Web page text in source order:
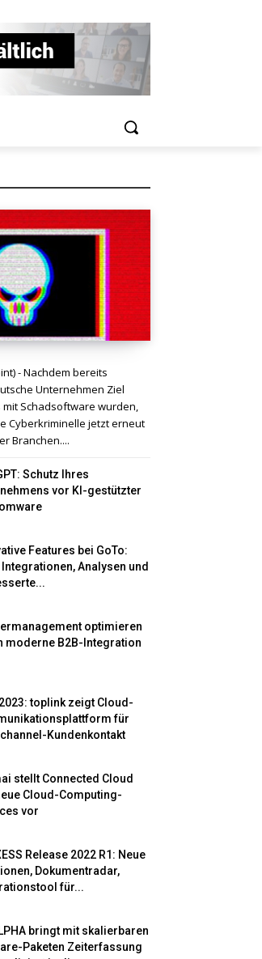
- Nachdem bereits
Unternehmen Ziel
Schadsoftware wurden,
Cyberkriminelle jetzt erneut
Branchen....
Schutz Ihres
vor KI-gestützter
Features bei GoTo:
Integrationen, Analysen und
optimieren
moderne B2B-Integration
2023: toplink zeigt Cloud-
für
Kundenkontakt
stellt Connected Cloud
Cloud-Computing-
vor
Release 2022 R1: Neue
Dokumentradar,
für...
bringt mit skalierbaren
Paketen Zeiterfassung